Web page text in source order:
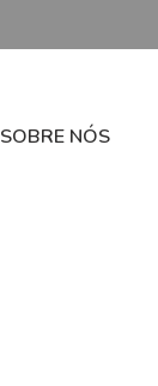
SOBRE NÓS